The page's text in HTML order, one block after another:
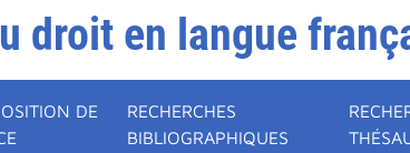
droit en langue
DE
RECHERCHES
BIBLIOGRAPHIQUES